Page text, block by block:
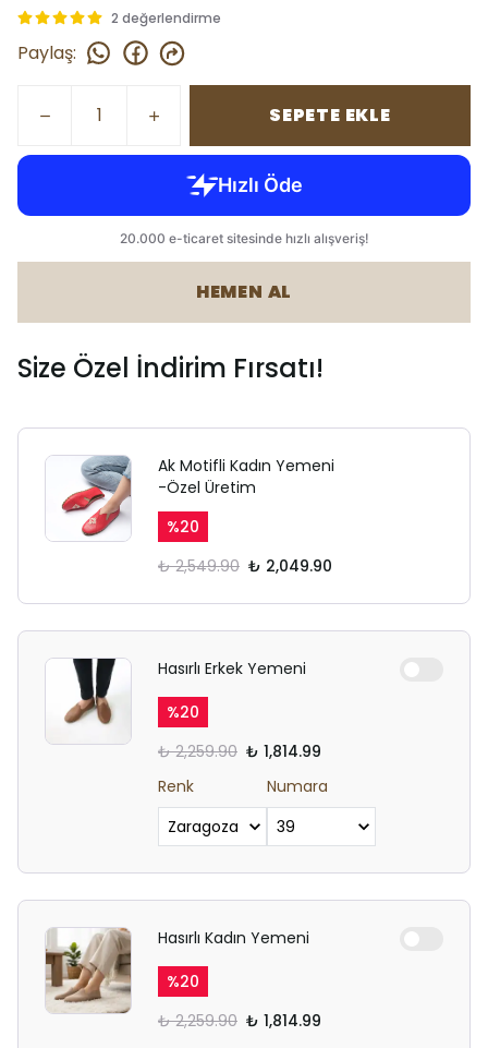
2 değerlendirme
Paylaş:
SEPETE EKLE
HEMEN AL
Size Özel İndirim Fırsatı!
Ak Motifli Kadın Yemeni
-Özel Üretim
%20
₺ 2,549.90 ₺ 2,049.90
Hasırlı Erkek Yemeni
%20
₺ 2,259.90 ₺ 1,814.99
Renk
Numara
Hasırlı Kadın Yemeni
%20
₺ 2,259.90 ₺ 1,814.99